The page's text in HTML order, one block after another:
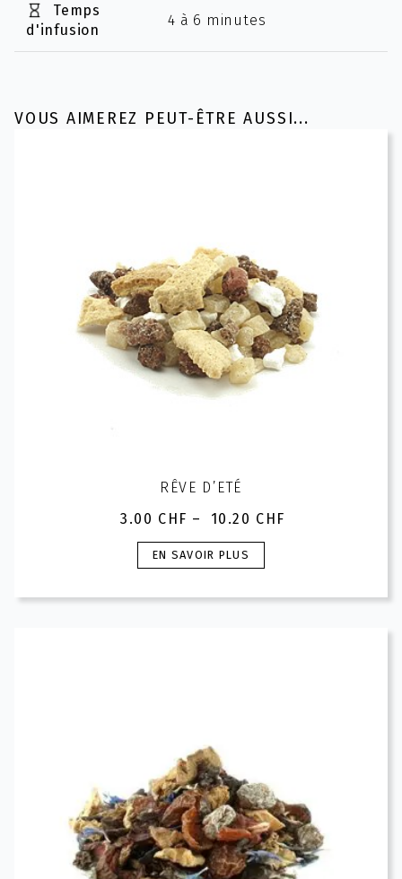
Temps
d'infusion
4 à 6 minutes
VOUS AIMEREZ PEUT-ÊTRE AUSSI...
RÊVE D’ETÉ
3.00 CHF – 10.20 CHF
Plage
de
prix :
à
EN SAVOIR PLUS
Ce
produit
page
du
produit